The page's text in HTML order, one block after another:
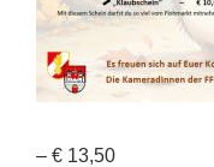
– € 13,50